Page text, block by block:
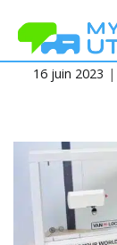
contenu
MyUtilitaire
Toute
16 juin 2023